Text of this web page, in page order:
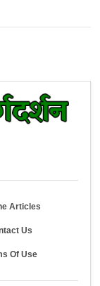
Articles
Us
Of Use